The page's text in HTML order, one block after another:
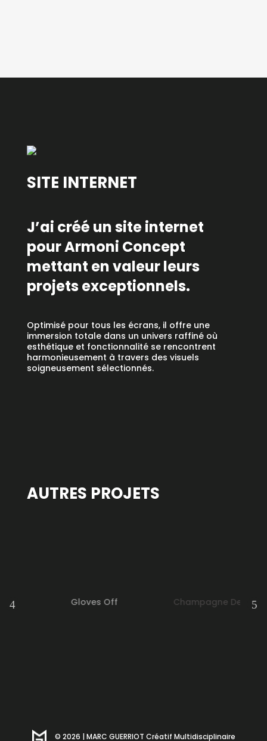
SITE INTERNET
J’ai créé un site internet
pour Armoni Concept
mettant en valeur leurs
projets exceptionnels.
Optimisé pour tous les écrans, il offre une
immersion totale dans un univers raffiné où
esthétique et fonctionnalité se rencontrent
harmonieusement à travers des visuels
soigneusement sélectionnés.
AUTRES PROJETS
© 2026 | MARC GUERRIOT Créatif Multidisciplinaire